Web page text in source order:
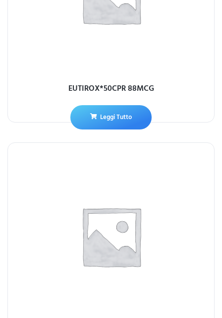
EUTIROX*50CPR 88MCG
Leggi Tutto